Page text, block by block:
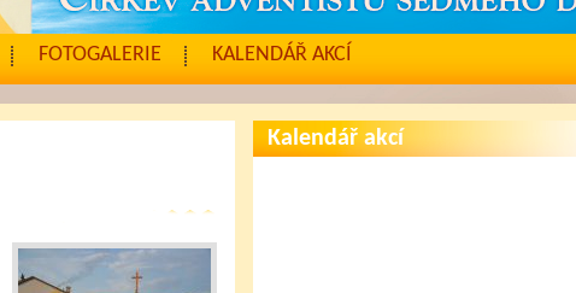
FOTOGALERIE KALENDÁŘ AKCÍ
Kalendář akcí